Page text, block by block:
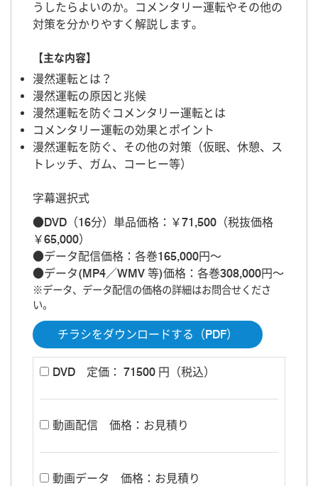
うしたらよいのか。コメンタリー運転やその他の
対策を分かりやすく解説します。
【主な内容】
漫然運転とは？
漫然運転の原因と兆候
漫然運転を防ぐコメンタリー運転とは
コメンタリー運転の効果とポイント
漫然運転を防ぐ、その他の対策（仮眠、休憩、ス
トレッチ、ガム、コーヒー等）
字幕選択式
●DVD（16分）単品価格：￥71,500（税抜価格
￥65,000）
●データ配信価格：各巻165,000円～
●データ(MP4／WMV 等)価格：各巻308,000円～
※データ、データ配信の価格の詳細はお問合せくださ
い。
チラシをダウンロードする（PDF）
DVD 定価： 71500 円（税込）
動画配信 価格：お見積り
動画データ 価格：お見積り